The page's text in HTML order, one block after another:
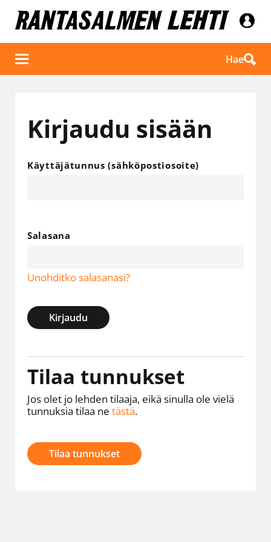
Hae
Kirjaudu sisään
Käyttäjätunnus (sähköpostiosoite)
Salasana
Unohditko salasanasi?
Kirjaudu
Tilaa tunnukset
Jos olet jo lehden tilaaja, eikä sinulla ole vielä
tunnuksia tilaa ne tästä.
Tilaa tunnukset